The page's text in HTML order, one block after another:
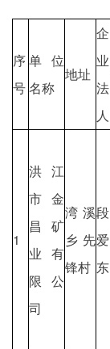
序
号
单位
名称
地址
企
业
法
人
1
洪江
市金
昌矿
业有
限公
司
湾溪
乡先
锋村
段
爱
东